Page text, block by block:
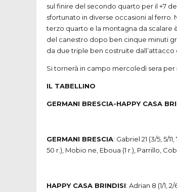
sul finire del secondo quarto per il +7
sfortunato in diverse occasioni al ferro.
terzo quarto e la montagna da scalare
del canestro dopo ben cinque minuti
da due triple ben costruite
Si tornerà in campo mercoledì sera per
IL
GERMANI BRESCIA-HAPPY CASA
GERMANI BRESCIA: Gabriel 21 (3/5, 5/
50 r.), Mobio ne, Eboua (1 r.), Parrillo,
HAPPY CASA BRINDISI: Adrian 8 (1/1,